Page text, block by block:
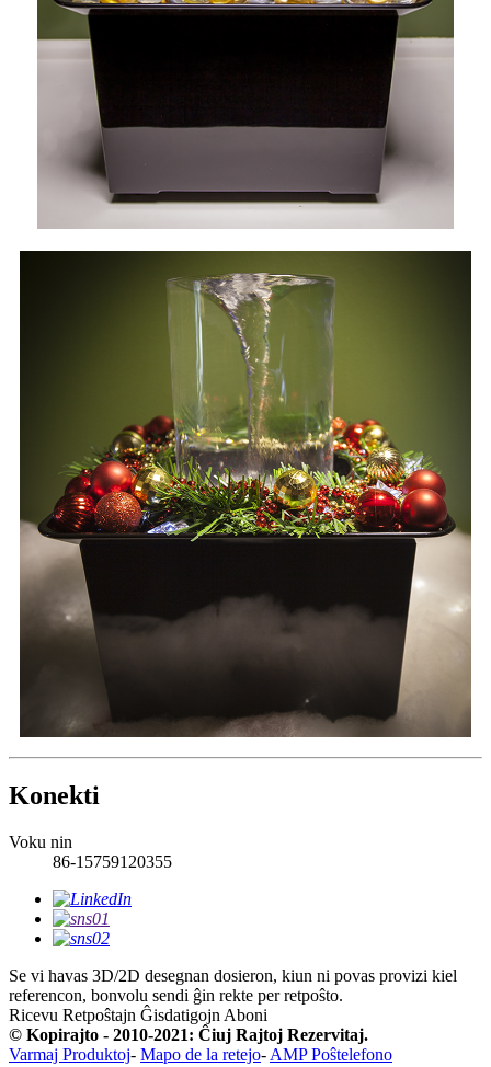
Konekti
Voku nin
86-15759120355
Se vi havas 3D/2D desegnan dosieron, kiun ni povas provizi kiel
referencon, bonvolu sendi ĝin rekte per retpoŝto.
Ricevu Retpoŝtajn Ĝisdatigojn Aboni
© Kopirajto - 2010-2021: Ĉiuj Rajtoj Rezervitaj.
Varmaj Produktoj- Mapo de la retejo- AMP Poŝtelefono